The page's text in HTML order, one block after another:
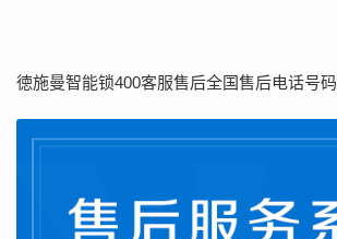
徳施曼智能锁400客服售后全国售后电话号码